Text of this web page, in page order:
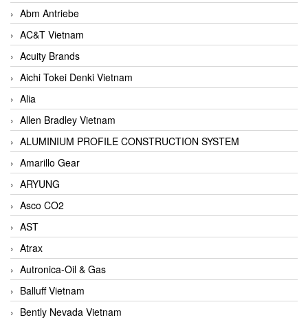
Abm Antriebe
AC&T Vietnam
Acuity Brands
Aichi Tokei Denki Vietnam
Alia
Allen Bradley Vietnam
ALUMINIUM PROFILE CONSTRUCTION SYSTEM
Amarillo Gear
ARYUNG
Asco CO2
AST
Atrax
Autronica-Oil & Gas
Balluff Vietnam
Bently Nevada Vietnam